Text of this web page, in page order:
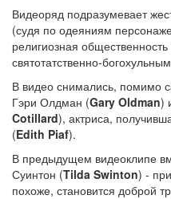
Видеоряд подразумевает
(судя по одеяниям
религиозная общественность
святотатственно-
В видео снимались, помимо
Гэри Олдман (Gary Oldman)
Cotillard), актриса,
(Edith Piaf).
В предыдущем видеоклипе
Суинтон (Tilda Swinton) -
похоже, становится доброй